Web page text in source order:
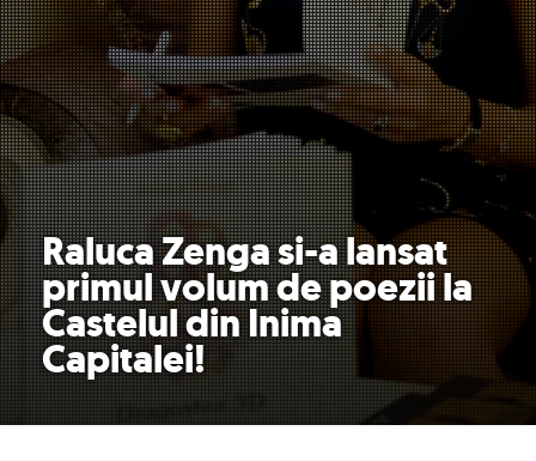
Raluca Zenga si-a lansat
primul volum de poezii la
Castelul din Inima
Capitalei!